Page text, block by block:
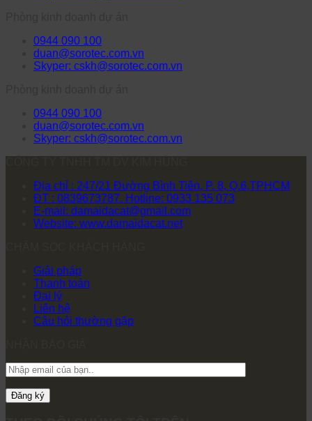
0944 090 100
duan@sorotec.com.vn
Skyper: cskh@sorotec.com.vn
0944 090 100
duan@sorotec.com.vn
Skyper: cskh@sorotec.com.vn
Địa chỉ : 247/21 Đường Bình Tiên, P. 8, Q.6,TPHCM
ĐT : 0839673787. Hotline: 0933 135 073
E-mail: damaidacat@gmail.com
Website: www.damaidacat.net
Giải pháp
Thanh toán
Đại lý
Liên hệ
Câu hỏi thường gặp